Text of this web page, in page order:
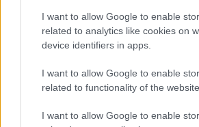
I want to allow Google to enable
related to analytics like cookies on
device identifiers in apps.
I want to allow Google to enable
related to functionality of the
I want to allow Google to enable
Heti Hardver:
től, M.2 SSD a
kínálatában
| 2015.04.05 18:00
27 colos WQHD
G7 sorozatban